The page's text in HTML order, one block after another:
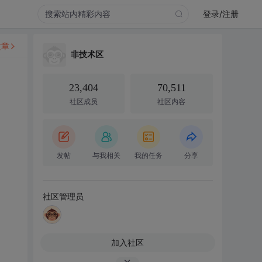
登录/注册
非技术区
23,404
社区成员
70,511
社区内容
发帖 与我相关 我的任务 分享
社区管理员
加入社区